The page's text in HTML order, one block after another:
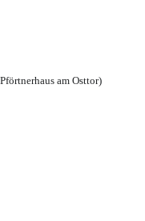
am Osttor)